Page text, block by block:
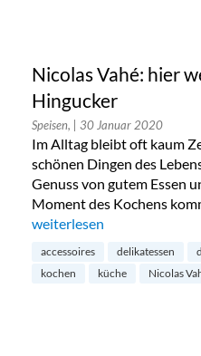
Nicolas Vahé: hier
Hingucker
Speisen, | 30 Januar 2020
Im Alltag bleibt oft kaum
schönen Dingen des
Genuss von gutem Essen
Moment des Kochens
„Nicolas Vahé: hier werden
weiterlesen
accessoires delikatessen
kochen
küche Nicolas